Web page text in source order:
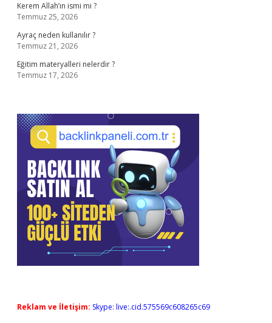
Kerem Allah’ın ismi mi ?
Temmuz 25, 2026
Ayraç neden kullanılır ?
Temmuz 21, 2026
Eğitim materyalleri nelerdir ?
Temmuz 17, 2026
Reklam ve İletişim: Skype: live:.cid.575569c608265c69